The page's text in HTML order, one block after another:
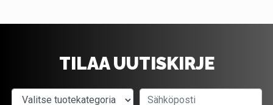
TILAA UUTISKIRJE
Valitse tuotekategoria